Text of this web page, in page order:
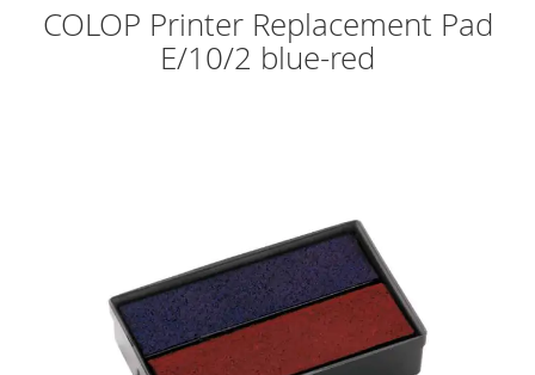
COLOP Printer Replacement Pad
E/10/2 blue-red